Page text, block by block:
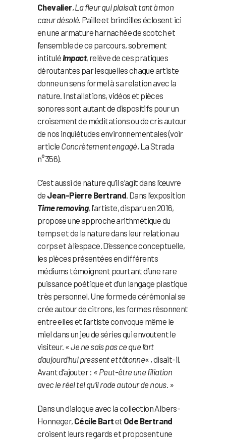
Chevalier,La fleur qui plaisait tant à mon
cœur désolé ́. Paille et brindilles éclosent ici
en une armature harnachée de scotch et
l’ensemble de ce parcours, sobrement
intitulé Impact, relève de ces pratiques
déroutantes par lesquelles chaque artiste
donne un sens formel à sa relation avec la
nature. Installations, vidéos et pièces
sonores sont autant de dispositifs pour un
croisement de méditations ou de cris autour
de nos inquiétudes environnementales (voir
article Concrètement engagé, La Strada
n°356).
C’est aussi de nature qu’il s’agit dans l’œuvre
de Jean-Pierre Bertrand . Dans l’exposition
Time removing, l’artiste, disparu en 2016,
propose une approche arithmétique du
temps et de la nature dans leur relation au
corps et à l’espace. D’essence conceptuelle,
les pièces présentées en différents
médiums témoignent pourtant d’une rare
puissance poétique et d’un langage plastique
très personnel. Une forme de cérémonial se
crée autour de citrons, les formes résonnent
entre elles et l’artiste convoque même le
miel dans un jeu de séries qui envoutent le
visiteur. «Je ne sais pas ce que l’art
d’aujourd’hui pressent et tâtonne« , disait-il.
Avant d’ajouter : « Peut-être une filiation
avec le réel tel qu’il rode autour de nous. »
Dans un dialogue avec la collection Albers-
Honneger, Cécile Bartet Ode Bertrand
croisent leurs regards et proposent une